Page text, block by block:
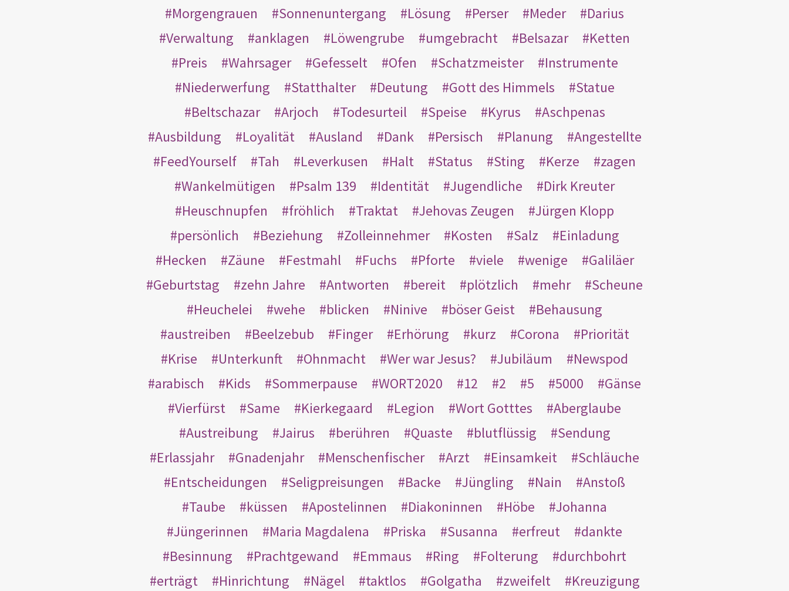
Morgengrauen
Sonnenuntergang Lösung Perser Meder
Darius
Verwaltung
anklagen Löwengrube umgebracht Belsazar
Ketten
Preis
Wahrsager Gefesselt Ofen Schatzmeister
Instrumente
Niederwerfung
Statthalter Deutung Gott des Himmels
Statue
Beltschazar
Arjoch Todesurteil Speise Kyrus
Aschpenas
Ausbildung
Loyalität Ausland Dank Persisch Planung
Angestellte
FeedYourself
Tah Leverkusen Halt Status Sting Kerze
zagen
Wankelmütigen
Psalm 139 Identität Jugendliche
Dirk Kreuter
Heuschnupfen
fröhlich Traktat Jehovas Zeugen
Jürgen Klopp
persönlich
Beziehung Zolleinnehmer Kosten Salz
Einladung
Hecken
Zäune Festmahl Fuchs Pforte viele wenige
Galiläer
Geburtstag
zehn Jahre Antworten bereit plötzlich mehr
Scheune
Heuchelei
wehe blicken Ninive böser Geist
Behausung
austreiben
Beelzebub Finger Erhörung kurz Corona
Priorität
Krise
Unterkunft Ohnmacht Wer war Jesus? Jubiläum
Newspod
arabisch
Kids Sommerpause WORT2020 12 2 5 5000
Gänse
Vierfürst
Same Kierkegaard Legion Wort Gotttes
Aberglaube
Austreibung
Jairus berühren Quaste blutflüssig
Sendung
Erlassjahr
Gnadenjahr Menschenfischer Arzt Einsamkeit
Schläuche
Entscheidungen
Seligpreisungen Backe Jüngling Nain
Anstoß
Taube
küssen Apostelinnen Diakoninnen Höbe
Johanna
Jüngerinnen
Maria Magdalena Priska Susanna erfreut
dankte
Besinnung
Prachtgewand Emmaus Ring Folterung
durchbohrt
erträgt
Hinrichtung Nägel taktlos Golgatha zweifelt Kreuzigung